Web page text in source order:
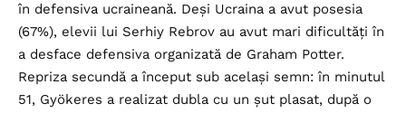
în defensiva ucraineană. Deși Ucraina a avut posesia
(67%), elevii lui Serhiy Rebrov au avut mari dificultăți în
a desface defensiva organizată de Graham Potter.
Repriza secundă a început sub același semn: în minutul
51, Gyökeres a realizat dubla cu un șut plasat, după o